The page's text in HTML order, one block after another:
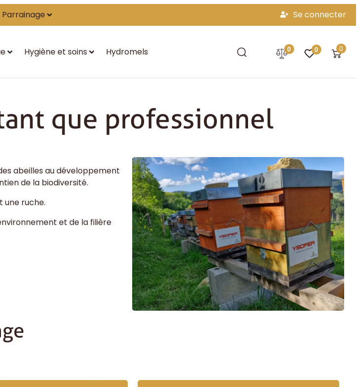
Parrainage Se connecter
Hygiène et soins Hydromels 0 0 0
que professionnel
abeilles au développement
de la biodiversité.
une ruche.
et de la filière